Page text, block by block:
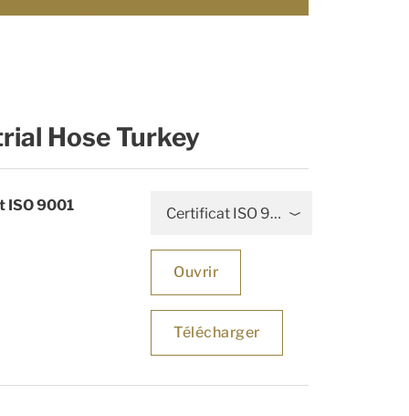
Hose Turkey
ISO 9001 Certificat ISO 9001
Ouvrir
Télécharger